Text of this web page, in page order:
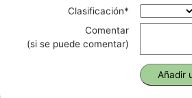
Clasificación*
Comentar
(si se puede comentar)